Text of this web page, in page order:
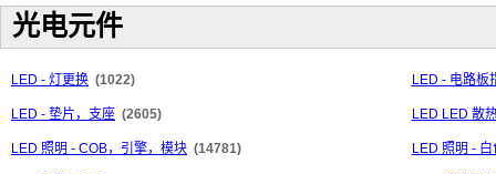
光电元件
LED - 灯更换 (1022) LED - 电路板
LED - 垫片，支座 (2605) LED LED 散
LED 照明 - COB，引擎，模块 (14781) LED 照明 - 白